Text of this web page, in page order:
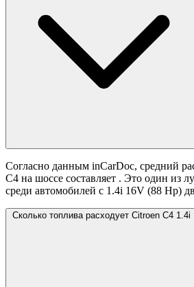
Согласно данным inCarDoc, средний
C4 на шоссе составляет . Это один из
среди автомобилей с 1.4i 16V (88 Hp)
Сколько топлива расходует Citroen C4